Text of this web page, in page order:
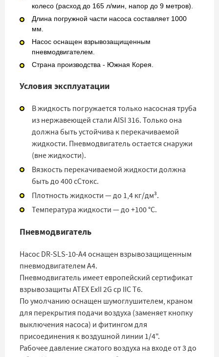
колесо (расход до 165 л/мин, напор до 9 метров).
Длина погружной части насоса составляет 1000
мм.
Насос оснащен взрывозащищенным
пневмодвигателем.
Страна производства - Южная Корея.
Условия эксплуатации
В жидкость погружается только насосная труба
из нержавеющей стали AISI 316. Только она
должна быть устойчива к перекачиваемой
жидкости. Пневмодвигатель остается снаружи
(вне жидкости).
Вязкость перекачиваемой жидкости должна
быть до 400 сСтокс.
Плотность жидкости — до 1,4 кг/дм³.
Температура жидкости — до +100 °С.
Пневмодвигатель
Насос DR-SLS-10-A4 оснащен взрывозащищенным
пневмодвигателем A4.
Пневмодвигатель имеет европейский сертификат
взрывозащиты ATEX ExII 2G cp IIC T6.
По умолчанию оснащен шумоглушителем, краном
для перекрытия подачи воздуха (заменяет кнопку
выключения насоса) и фитингом для
присоединения к воздушной линии 1/4".
Рабочее давление сжатого воздуха на входе от 3 до